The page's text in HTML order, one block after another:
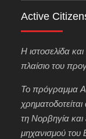
Active
H ιστοσελίδα
πλαίσιο του
Το πρόγραμμα
τη Νορβηγία και
μηχανισμού